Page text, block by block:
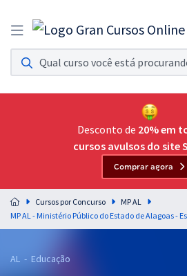
Assinatura Ilimitada 11
Acesso a todos os cursos. Teste grátis por 7 dias!
Assinatura OAB Até Passar
Acesso ilimitado a toda preparação para o
Residências Multiprofissionais
Preparação completa e intensiva para as
residências em saúde do Brasil
Desconto de 20% em
cursos avulsos do site
Comprar agora
Cursos por Concurso
MP AL
AL - Educação